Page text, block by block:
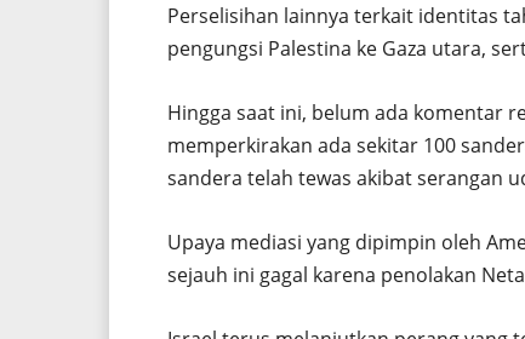
Perselisihan lainnya terkait identitas
pengungsi Palestina ke Gaza utara,
Hingga saat ini, belum ada komentar
memperkirakan ada sekitar 100
sandera telah tewas akibat serangan
Upaya mediasi yang dipimpin oleh
sejauh ini gagal karena penolakan